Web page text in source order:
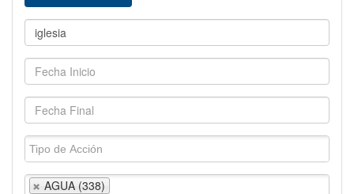
AGUA (338)